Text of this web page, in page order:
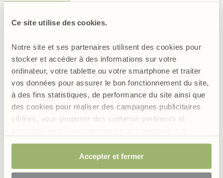
Ce site utilise des cookies.
Notre site et ses partenaires utilisent des cookies pour
stocker et accéder à des informations sur votre
ordinateur, votre tablette ou votre smartphone et traiter
vos données pour assurer le bon fonctionnement du site,
à des fins statistiques, de performance du site ainsi que
des cookies pour réaliser des campagnes publicitaires
ciblées, vous proposer des contenus pertinents et
cookies permettant d’assurer le bon fonctionnement du
site sont obligatoires et sont de ce fait exemptés de
consentement. Votre choix sera conservé pendant 6
Accepter et fermer
4.3/
Circulation Active